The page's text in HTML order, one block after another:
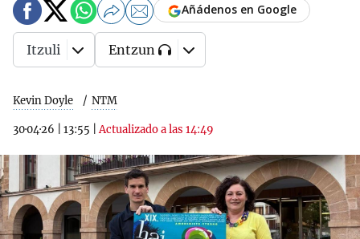
Kevin Doyle NTM
30·04·26 13:55 |Actualizado a las 14:49
Añádenos en Google
Itzuli Entzun